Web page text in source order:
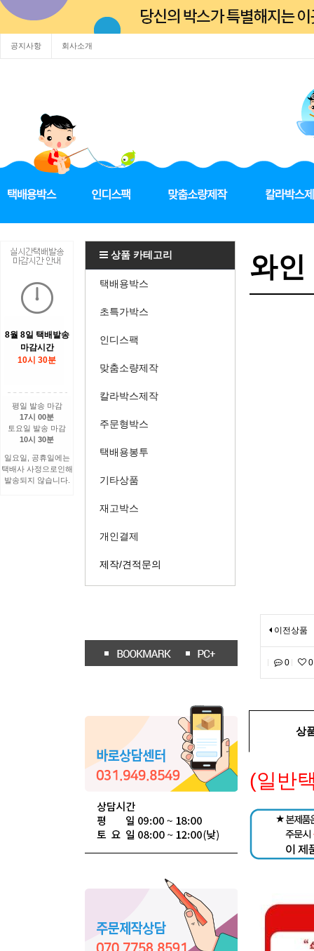
공지사항 회사소개
8월 8일 택배발송
마감시간
10시 30분
평일 발송 마감
17시 00분
토요일 발송 마감
10시 30분
일요일, 공휴일에는
택배사 사정으로인해
발송되지 않습니다.
상품 카테고리
택배용박스
초특가박스
인디스팩
맞춤소량제작
칼라박스제작
주문형박스
택배용봉투
기타상품
재고박스
개인결제
제작/견적문의
와인
이전상품
0 0
상
(일반